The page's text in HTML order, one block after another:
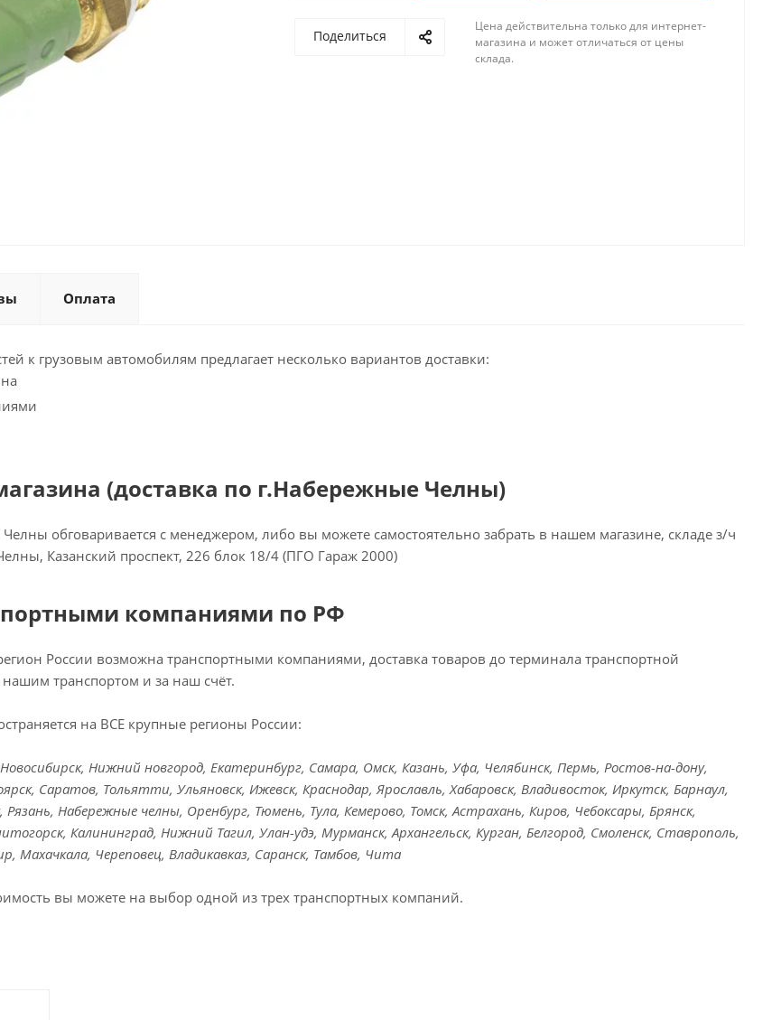
Поделиться
Цена действительна только для интернет-
магазина и может отличаться от цены
склада.
Оплата
к грузовым автомобилям предлагает несколько вариантов доставки:
(доставка по г.Набережные Челны)
обговаривается с менеджером, либо вы можете самостоятельно забрать в нашем магазине, складе з/ч
Казанский проспект, 226 блок 18/4 (ПГО Гараж 2000)
компаниями по РФ
России возможна транспортными компаниями, доставка товаров до терминала транспортной
транспортом и за наш счёт.
на ВСЕ крупные регионы России:
Нижний новгород, Екатеринбург, Самара, Омск, Казань, Уфа, Челябинск, Пермь, Ростов-на-дону,
Саратов, Тольятти, Ульяновск, Ижевск, Краснодар, Ярославль, Хабаровск, Владивосток, Иркутск, Барнаул,
Рязань, Набережные челны, Оренбург, Тюмень, Тула, Кемерово, Томск, Астрахань, Киров, Чебоксары, Брянск,
Калининград, Нижний Тагил, Улан-удэ, Мурманск, Архангельск, Курган, Белгород, Смоленск, Ставрополь,
Махачкала, Череповец, Владикавказ, Саранск, Тамбов, Чита
вы можете на выбор одной из трех транспортных компаний.